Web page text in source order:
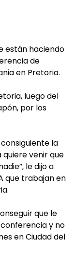
están haciendo
de
en Pretoria.
luego del
por los
la
quiere venir que
le dijo a
que trabajan en
que le
y no
en Ciudad del